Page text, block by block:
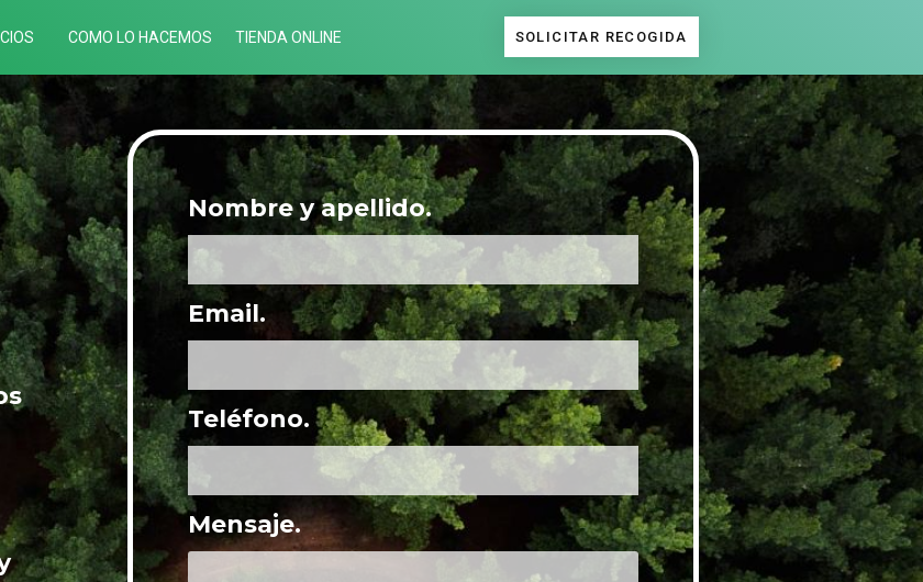
COMO LO HACEMOS TIENDA ONLINE SOLICITAR RECOGIDA
Nombre y apellido.
Email.
Teléfono.
Mensaje.